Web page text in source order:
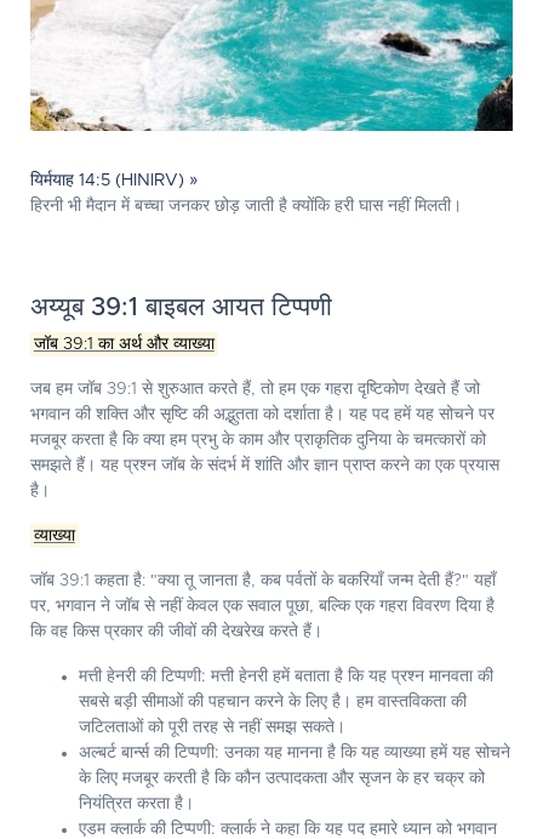
यिर्मयाह 14:5 (HINIRV) »
हिरनी भी मैदान में बच्चा जनकर छोड़ जाती है क्योंकि हरी घास नहीं मिलती।
अय्यूब 39:1 बाइबल आयत टिप्पणी
जॉब 39:1 का अर्थ और व्याख्या
जब हम जॉब 39:1 से शुरुआत करते हैं, तो हम एक गहरा दृष्टिकोण देखते हैं जो
भगवान की शक्ति और सृष्टि की अद्भुतता को दर्शाता है। यह पद हमें यह सोचने पर
मजबूर करता है कि क्या हम प्रभु के काम और प्राकृतिक दुनिया के चमत्कारों को
समझते हैं। यह प्रश्न जॉब के संदर्भ में शांति और ज्ञान प्राप्त करने का एक प्रयास
है।
व्याख्या
जॉब 39:1 कहता है: "क्या तू जानता है, कब पर्वतों के बकरियाँ जन्म देती हैं?" यहाँ
पर, भगवान ने जॉब से नहीं केवल एक सवाल पूछा, बल्कि एक गहरा विवरण दिया है
कि वह किस प्रकार की जीवों की देखरेख करते हैं।
मत्ती हेनरी की टिप्पणी: मत्ती हेनरी हमें बताता है कि यह प्रश्न मानवता की
सबसे बड़ी सीमाओं की पहचान करने के लिए है। हम वास्तविकता की
जटिलताओं को पूरी तरह से नहीं समझ सकते।
अल्बर्ट बार्न्स की टिप्पणी: उनका यह मानना है कि यह व्याख्या हमें यह सोचने
के लिए मजबूर करती है कि कौन उत्पादकता और सृजन के हर चक्र को
नियंत्रित करता है।
एडम क्लार्क की टिप्पणी: क्लार्क ने कहा कि यह पद हमारे ध्यान को भगवान